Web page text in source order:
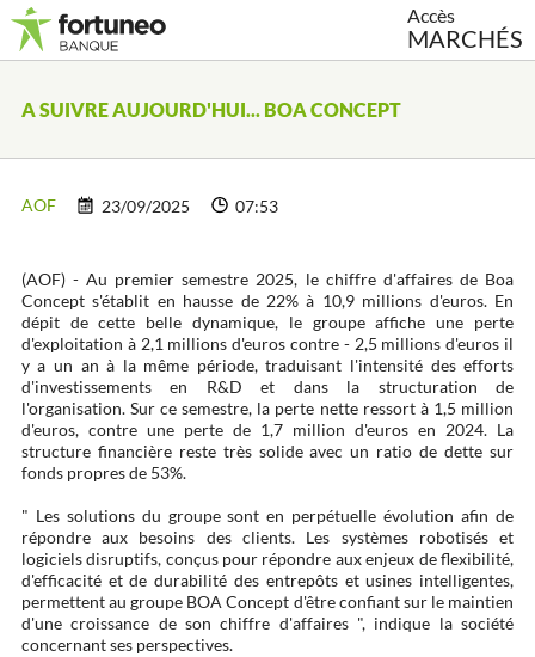
Accès
MARCHÉS
A SUIVRE AUJOURD'HUI... BOA CONCEPT
AOF 23/09/2025 07:53
(AOF) - Au premier semestre 2025, le chiffre d'affaires de Boa
Concept s'établit en hausse de 22% à 10,9 millions d'euros. En
dépit de cette belle dynamique, le groupe affiche une perte
d'exploitation à 2,1 millions d'euros contre - 2,5 millions d'euros il
y a un an à la même période, traduisant l'intensité des efforts
d'investissements en R&D et dans la structuration de
l'organisation. Sur ce semestre, la perte nette ressort à 1,5 million
d'euros, contre une perte de 1,7 million d'euros en 2024. La
structure financière reste très solide avec un ratio de dette sur
fonds propres de 53%.
" Les solutions du groupe sont en perpétuelle évolution afin de
répondre aux besoins des clients. Les systèmes robotisés et
logiciels disruptifs, conçus pour répondre aux enjeux de flexibilité,
d'efficacité et de durabilité des entrepôts et usines intelligentes,
permettent au groupe BOA Concept d'être confiant sur le maintien
d'une croissance de son chiffre d'affaires ", indique la société
concernant ses perspectives.